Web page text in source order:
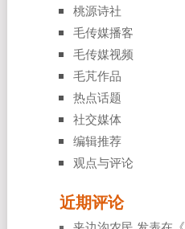
桃源诗社
毛传媒播客
毛传媒视频
毛芃作品
热点话题
社交媒体
编辑推荐
观点与评论
近期评论